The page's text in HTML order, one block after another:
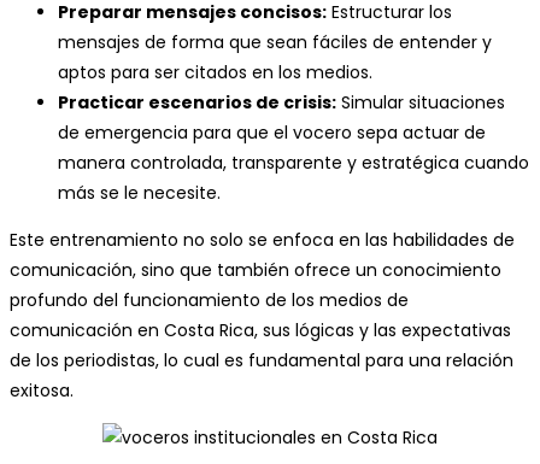
Preparar mensajes concisos: Estructurar los
mensajes de forma que sean fáciles de entender y
aptos para ser citados en los medios.
Practicar escenarios de crisis: Simular situaciones
de emergencia para que el vocero sepa actuar de
manera controlada, transparente y estratégica cuando
más se le necesite.
Este entrenamiento no solo se enfoca en las habilidades de
comunicación, sino que también ofrece un conocimiento
profundo del funcionamiento de los medios de
comunicación en Costa Rica, sus lógicas y las expectativas
de los periodistas, lo cual es fundamental para una relación
exitosa.